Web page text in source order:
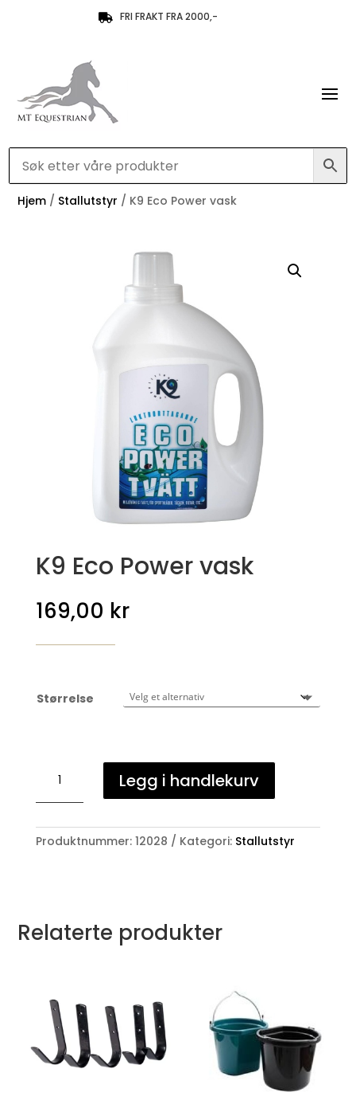
 FRI FRAKT FRA 2000,-
Hjem / Stallutstyr / K9 Eco Power vask
K9 Eco Power vask
169,00 kr
Størrelse
Power
antall
Legg i handlekurv
Produktnummer: 12028 Kategori: Stallutstyr
Relaterte produkter